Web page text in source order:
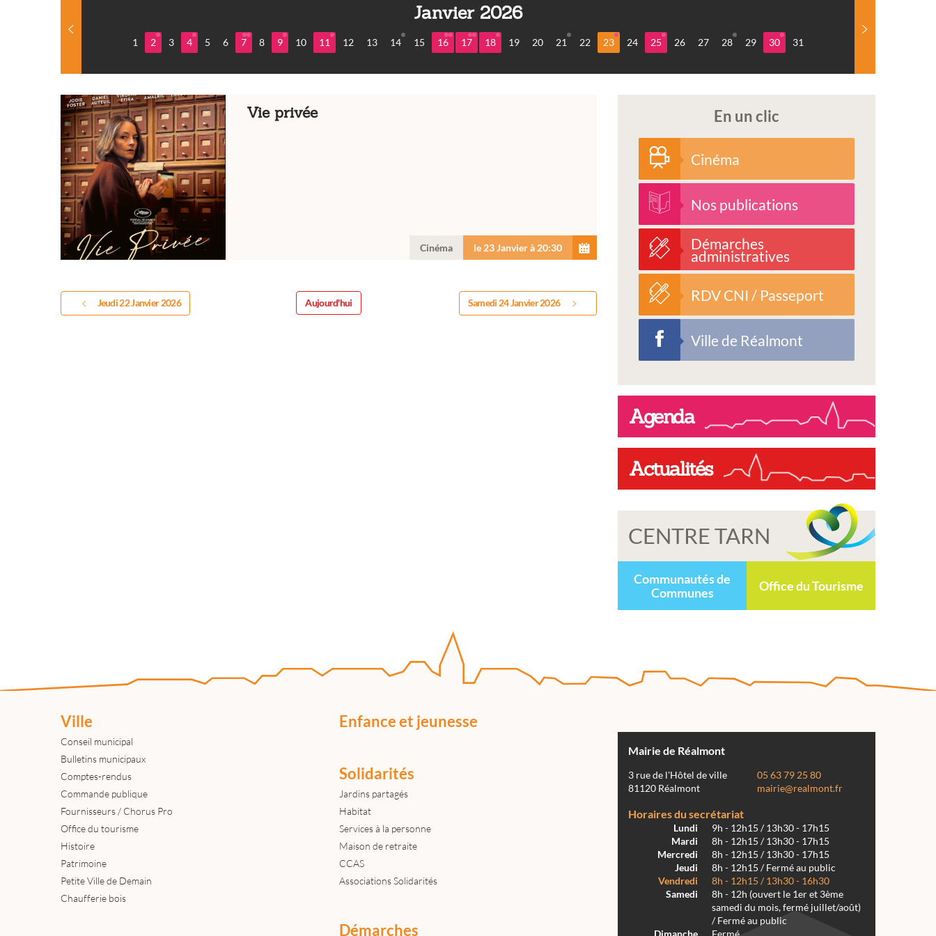
Janvier 2026
1 2 3 4 5 6 7 8 9 10 11 12 13 14 15 16 17 18 19 20 21 22 23 24 25 26 27 28 29 30 31
Vie privée
Cinéma le 23 Janvier à 20:30
Jeudi 22 Janvier 2026 Aujourd'hui Samedi 24 Janvier 2026
En un clic
Cinéma
Nos publications
Démarches
administratives
RDV CNI / Passeport
Ville de Réalmont
Agenda
Actualités
CENTRE TARN
Communautés de
Communes
Office du Tourisme
Ville
Conseil municipal
Bulletins municipaux
Comptes-rendus
Commande publique
Fournisseurs / Chorus Pro
Office du tourisme
Histoire
Patrimoine
Petite Ville de Demain
Chaufferie bois
Enfance et jeunesse
Solidarités
Jardins partagés
Habitat
Services à la personne
Maison de retraite
CCAS
Associations Solidarités
Démarches
Mairie de Réalmont
3 rue de l'Hôtel de ville
81120 Réalmont
05 63 79 25 80
mairie@realmont.fr
Horaires du secrétariat
Lundi
9h - 12h15 / 13h30 - 17h15
Mardi
8h - 12h15 / 13h30 - 17h15
Mercredi
8h - 12h15 / 13h30 - 17h15
Jeudi
8h - 12h15 / Fermé au public
Vendredi
8h - 12h15 / 13h30 - 16h30
Samedi
8h - 12h (ouvert le 1er et 3ème
samedi du mois, fermé juillet/août)
/ Fermé au public
Dimanche
Fermé